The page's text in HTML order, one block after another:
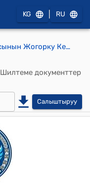
KG RU
Кыргыз Республикасынын Жогорку Кеңешинин 2023-жылдын 6-декабрындагы № 1666-VII "2023-жылдын 31-июлунда Москва шаарында кол коюлган Евразия экономикалык бирлигинин алкагында айыл чарба продукциясына кампа күбөлүктөрүн чыгаруу (берүү), жүгүртүү жана жоюу эрежелери жөнүндө макулдашууну ратификациялоо тууралуу" Кыргыз Республикасынын Мыйзамынын долбоорун биринчи окууда кабыл алуу жөнүндө" токтому
Шилтеме документтер
Салыштыруу